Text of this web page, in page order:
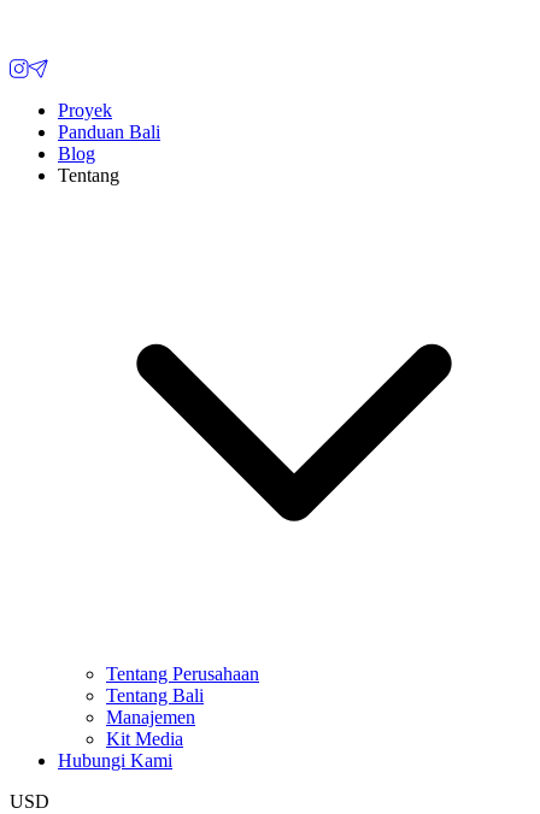
Proyek
Panduan Bali
Blog
Tentang
Tentang Perusahaan
Tentang Bali
Manajemen
Kit Media
Hubungi Kami
USD